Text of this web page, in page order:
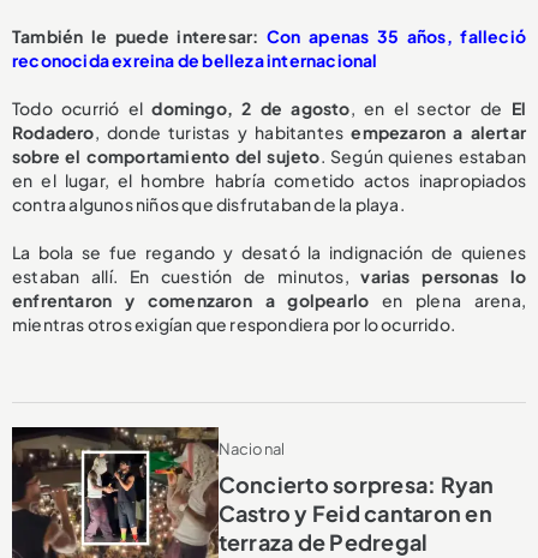
También le puede interesar: Con apenas 35 años, falleció
reconocida exreina de belleza internacional
Todo ocurrió eldomingo, 2 de agosto, en el sector de El
Rodadero, donde turistas y habitantesempezaron a alertar
sobre el comportamiento del sujeto. Según quienes estaban
en el lugar, el hombre habría cometido actos inapropiados
contra algunos niños que disfrutaban de la playa.
La bola se fue regando y desató la indignación de quienes
estaban allí. En cuestión de minutos,varias personas lo
enfrentaron y comenzaron a golpearlo en plena arena,
mientras otros exigían que respondiera por lo ocurrido.
Nacional
Concierto sorpresa: Ryan
Castro y Feid cantaron en
terraza de Pedregal